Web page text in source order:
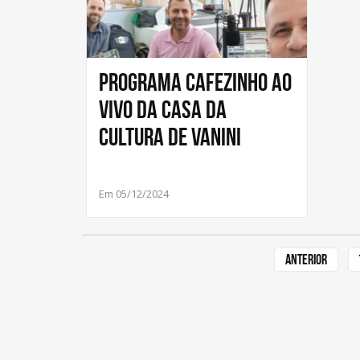
Programa Cafezinho ao
vivo da Casa da
Cultura de Vanini
Em 05/12/2024
Anterior 1